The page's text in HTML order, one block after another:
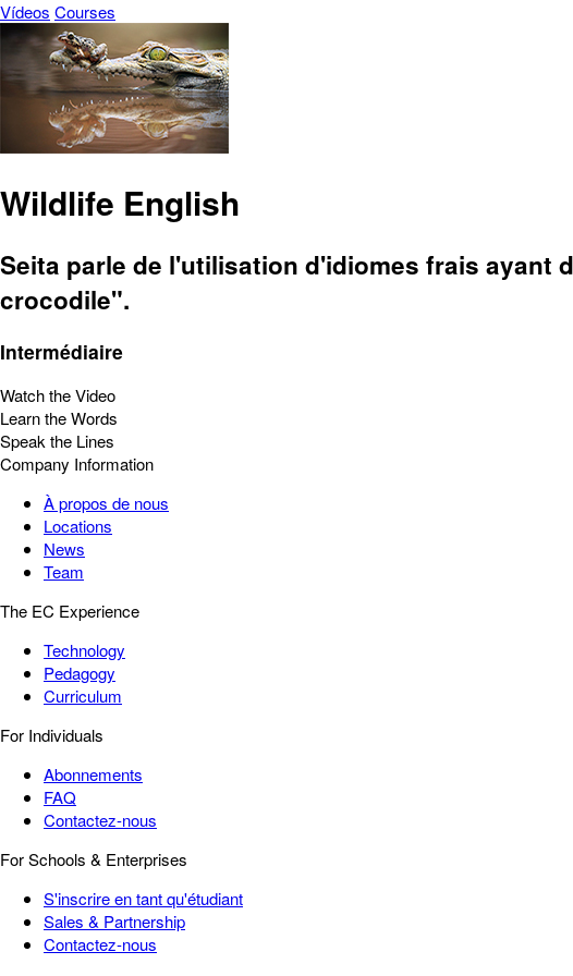
Vídeos Courses
Wildlife English
Seita parle de l'utilisation d'idiomes frais ayant
crocodile".
Intermédiaire
Watch the Video
Learn the Words
Speak the Lines
Company Information
À propos de nous
Locations
News
Team
The EC Experience
Technology
Pedagogy
Curriculum
For Individuals
Abonnements
FAQ
Contactez-nous
For Schools & Enterprises
S'inscrire en tant qu'étudiant
Sales & Partnership
Contactez-nous